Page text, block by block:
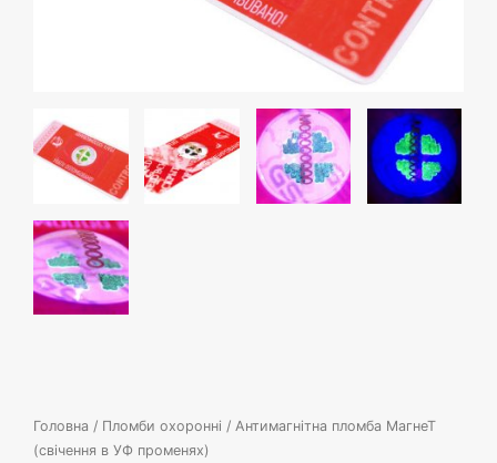
Головна / Пломби охоронні / Антимагнітна пломба МагнеТ
(свічення в УФ променях)